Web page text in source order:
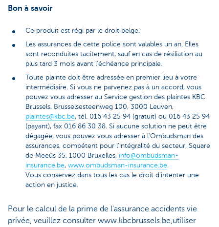
Bon à savoir
Ce produit est régi par le droit belge.
Les assurances de cette police sont valables un an. Elles
sont reconduites tacitement, sauf en cas de résiliation au
plus tard 3 mois avant l’échéance principale.
Toute plainte doit être adressée en premier lieu à votre
intermédiaire. Si vous ne parvenez pas à un accord, vous
pouvez vous adresser au Service gestion des plaintes KBC
Brussels, Brusselsesteenweg 100, 3000 Leuven,
plaintes@kbc.be, tél. 016 43 25 94 (gratuit) ou 016 43 25 94
(payant), fax 016 86 30 38. Si aucune solution ne peut être
dégagée, vous pouvez vous adresser à l'Ombudsman des
assurances, compétent pour l'intégralité du secteur, Square
de Meeûs 35, 1000 Bruxelles, info@ombudsman-
insurance.be, www.ombudsman-insurance.be.
Vous conservez dans tous les cas le droit d’intenter une
action en justice.
Pour le calcul de la prime de l'assurance accidents vie
privée, veuillez consulter www.kbcbrussels.be,utiliser